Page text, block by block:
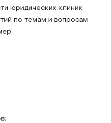
юридических клиник
по темам и вопросам